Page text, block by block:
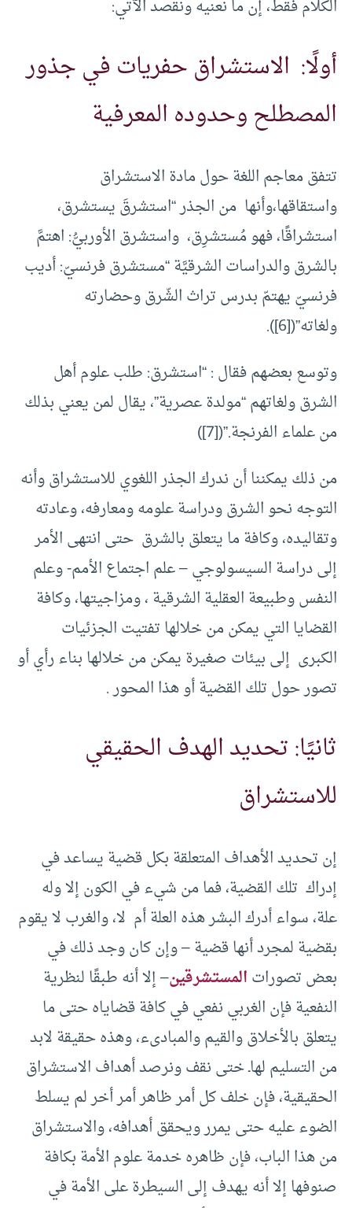
الكلام فقط، إن ما نعنيه ونقصد الآتي:
أولًا: الاستشراق حفريات في جذور
المصطلح وحدوده المعرفية
تتفق معاجم اللغة حول مادة الاستشراق
واستقاقها،وأنها من الجذر “استشرقَ يستشرق،
استشراقًا، فهو مُستشرِق، واستشرق الأوربيُّ: اهتمَّ
بالشرق والدراسات الشرقيَّة “مستشرق فرنسيّ: أديب
فرنسيّ يهتمّ بدرس تراث الشّرق وحضارته
ولغاته”([6]).
وتوسع بعضهم فقال : “استشرق: طلب علوم أهل
الشرق ولغاتهم “مولدة عصرية”، يقال لمن يعني بذلك
من علماء الفرنجة.”([7])
من ذلك يمكننا أن ندرك الجذر اللغوي للاستشراق وأنه
التوجه نحو الشرق ودراسة علومه ومعارفه، وعادته
وتقاليده، وكافة ما يتعلق بالشرق حتى انتهى الأمر
إلى دراسة السيسولوجي – علم اجتماع الأمم- وعلم
النفس وطبيعة العقلية الشرقية ، ومزاجيتها، وكافة
القضايا التي يمكن من خلالها تفتيت الجزئيات
الكبرى إلى بيئات صغيرة يمكن من خلالها بناء رأي أو
تصور حول تلك القضية أو هذا المحور .
ثانيًا: تحديد الهدف الحقيقي
للاستشراق
إن تحديد الأهداف المتعلقة بكل قضية يساعد في
إدراك تلك القضية، فما من شيء في الكون إلا وله
علة، سواء أدرك البشر هذه العلة أم لا، والغرب لا يقوم
بقضية لمجرد أنها قضية – وإن كان وجد ذلك في
بعض تصوراتالمستشرقين– إلا أنه طبقًا لنظرية
النفعية فإن الغربي نفعي في كافة قضاياه حتى ما
يتعلق بالأخلاق والقيم والمبادىء، وهذه حقيقة لابد
من التسليم لهاـ ختى نقف ونرصد أهداف الاستشراق
الحقيقية، فإن خلف كل أمر ظاهر أمر أخر لم يسلط
الضوء عليه حتى يمرر ويحقق أهدافه، والاستشراق
من هذا الباب، فإن ظاهره خدمة علوم الأمة بكافة
صنوفها إلا أنه يهدف إلى السيطرة على الأمة في